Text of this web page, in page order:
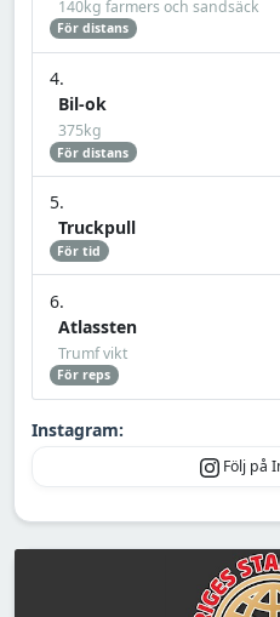
140kg farmers och sandsäck
För distans
Bil-ok
375kg
För distans
Truckpull
För tid
Atlassten
Trumf vikt
För reps
Instagram:
Följ på